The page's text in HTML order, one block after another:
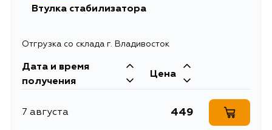
Втулка стабилизатора
Отгрузка со склада г. Владивосток
Дата и время
получения
Цена
7 августа 449